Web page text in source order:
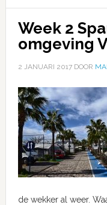
Week 2
omgeving
2 JANUARI 2017DOOR
de wekker al weer.